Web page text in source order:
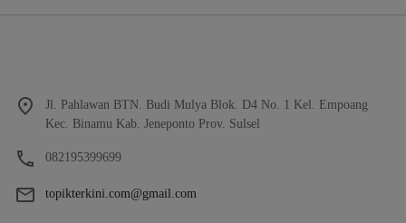
Jl. Pahlawan BTN. Budi Mulya Blok. D4 No. 1 Kel. Empoang
Kec. Binamu Kab. Jeneponto Prov. Sulsel
082195399699
topikterkini.com@gmail.com